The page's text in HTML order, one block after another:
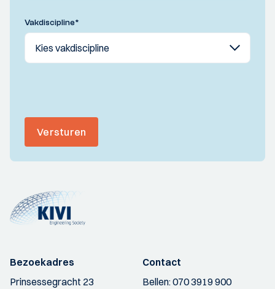
Vakdiscipline*
Versturen
Bezoekadres
Prinsessegracht 23
Contact
Bellen:070 3919 900